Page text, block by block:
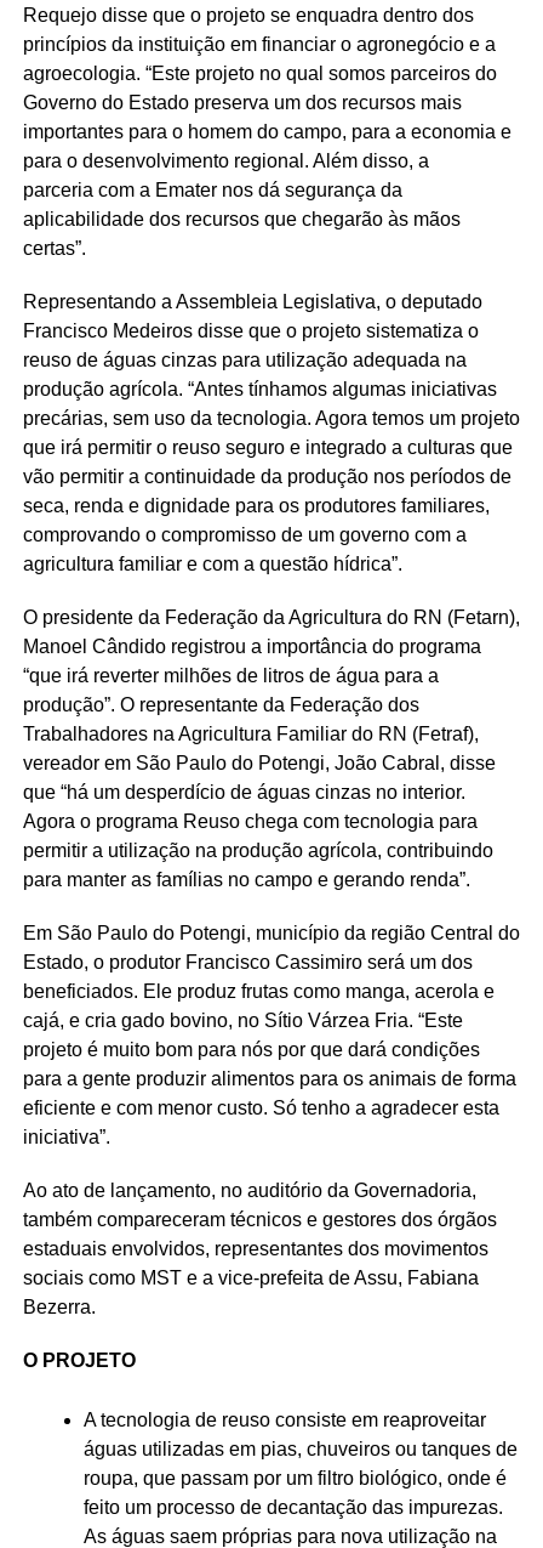
Requejo disse que o projeto se enquadra dentro dos
princípios da instituição em financiar o agronegócio e a
agroecologia. “Este projeto no qual somos parceiros do
Governo do Estado preserva um dos recursos mais
importantes para o homem do campo, para a economia e
para o desenvolvimento regional. Além disso, a
parceria com a Emater nos dá segurança da
aplicabilidade dos recursos que chegarão às mãos
certas”.
Representando a Assembleia Legislativa, o deputado
Francisco Medeiros disse que o projeto sistematiza o
reuso de águas cinzas para utilização adequada na
produção agrícola. “Antes tínhamos algumas iniciativas
precárias, sem uso da tecnologia. Agora temos um projeto
que irá permitir o reuso seguro e integrado a culturas que
vão permitir a continuidade da produção nos períodos de
seca, renda e dignidade para os produtores familiares,
comprovando o compromisso de um governo com a
agricultura familiar e com a questão hídrica”.
O presidente da Federação da Agricultura do RN (Fetarn),
Manoel Cândido registrou a importância do programa
“que irá reverter milhões de litros de água para a
produção”. O representante da Federação dos
Trabalhadores na Agricultura Familiar do RN (Fetraf),
vereador em São Paulo do Potengi, João Cabral, disse
que “há um desperdício de águas cinzas no interior.
Agora o programa Reuso chega com tecnologia para
permitir a utilização na produção agrícola, contribuindo
para manter as famílias no campo e gerando renda”.
Em São Paulo do Potengi, município da região Central do
Estado, o produtor Francisco Cassimiro será um dos
beneficiados. Ele produz frutas como manga, acerola e
cajá, e cria gado bovino, no Sítio Várzea Fria. “Este
projeto é muito bom para nós por que dará condições
para a gente produzir alimentos para os animais de forma
eficiente e com menor custo. Só tenho a agradecer esta
iniciativa”.
Ao ato de lançamento, no auditório da Governadoria,
também compareceram técnicos e gestores dos órgãos
estaduais envolvidos, representantes dos movimentos
sociais como MST e a vice-prefeita de Assu, Fabiana
Bezerra.
O PROJETO
A tecnologia de reuso consiste em reaproveitar
águas utilizadas em pias, chuveiros ou tanques de
roupa, que passam por um filtro biológico, onde é
feito um processo de decantação das impurezas.
As águas saem próprias para nova utilização na